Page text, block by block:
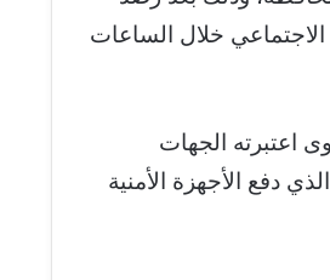
خلال الساعات
اعتبرته الجهات
دفع الأجهزة الأمنية